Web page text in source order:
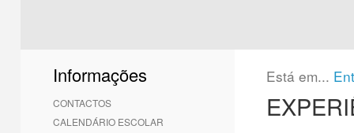
Informações
CONTACTOS
CALENDÁRIO ESCOLAR
Está em...